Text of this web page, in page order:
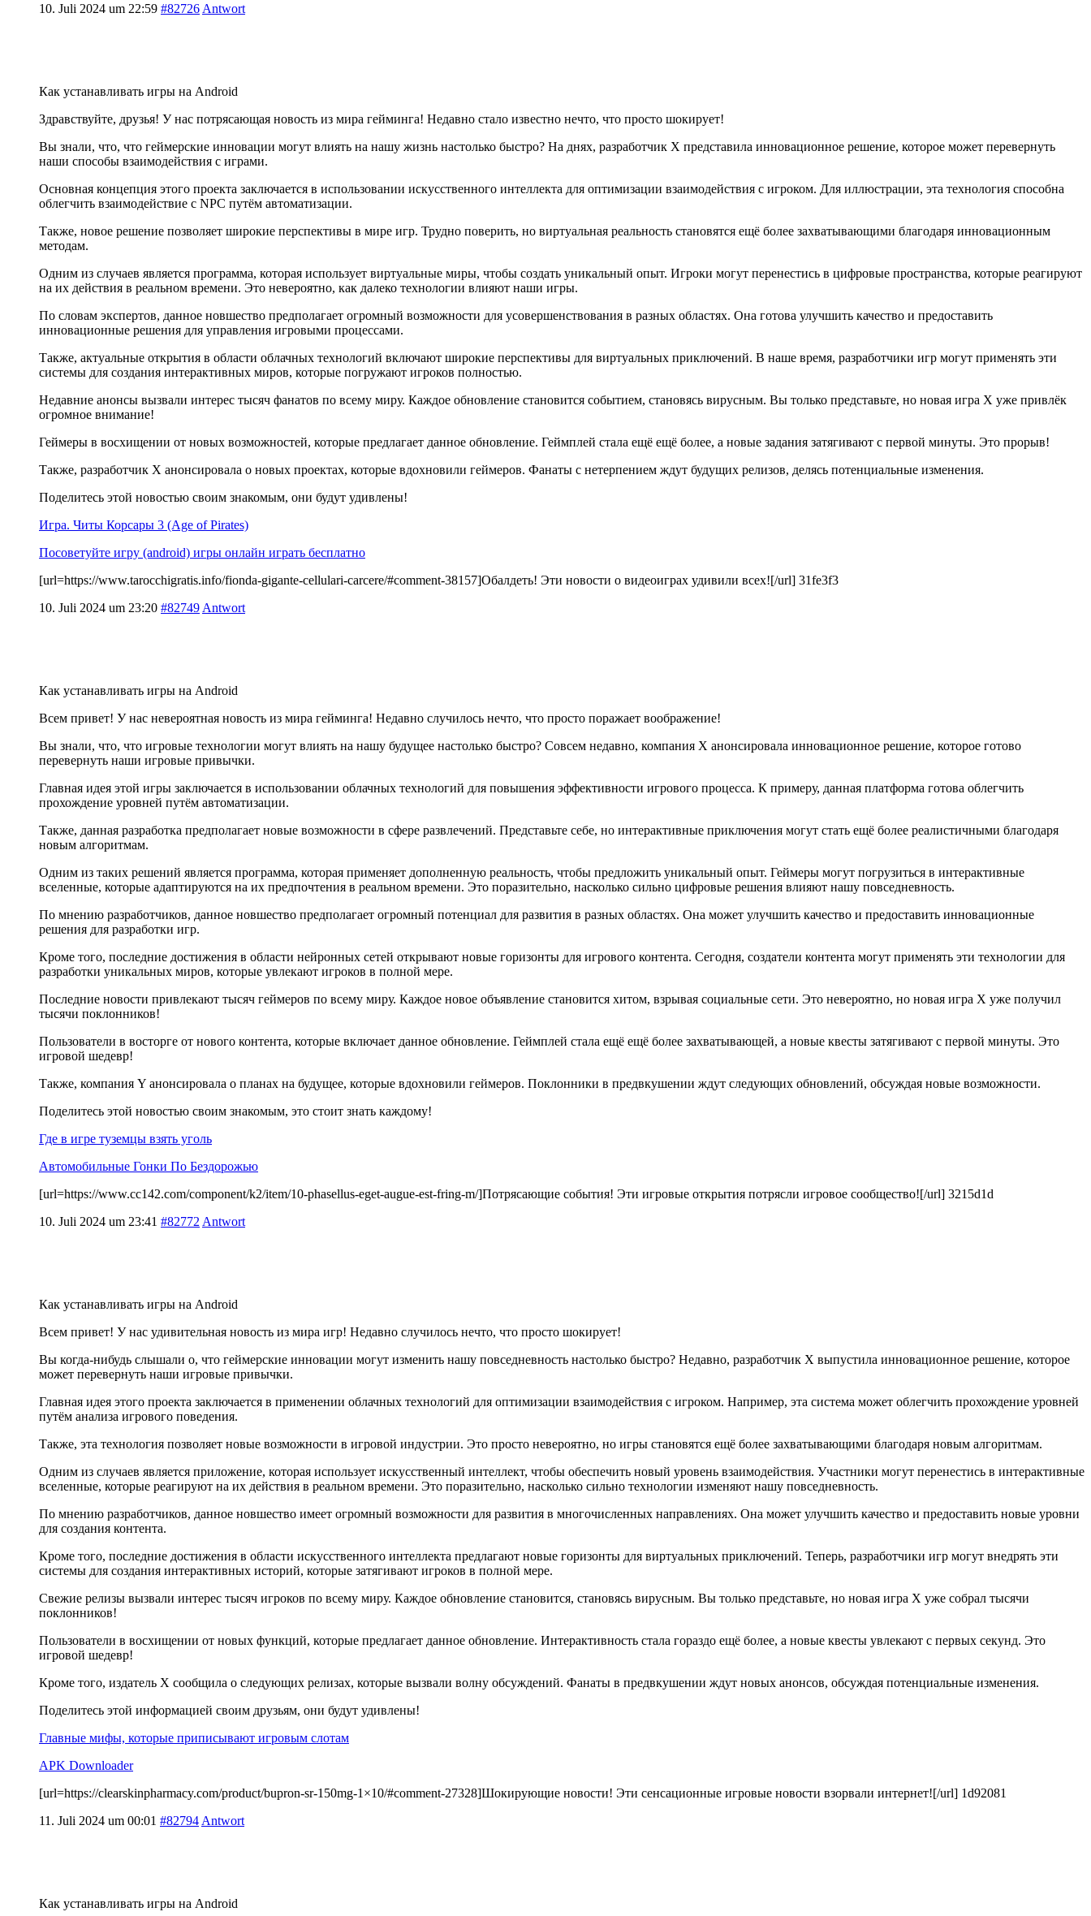
10. Juli 2024 um 22:59 #82726 Antwort
Как устанавливать игры на Android
Здравствуйте, друзья! У нас потрясающая новость из мира гейминга! Недавно стало известно нечто, что просто шокирует!
Вы знали, что, что геймерские инновации могут влиять на нашу жизнь настолько быстро? На днях, разработчик X представила инновационное решение, которое может перевернуть
наши способы взаимодействия с играми.
Основная концепция этого проекта заключается в использовании искусственного интеллекта для оптимизации взаимодействия с игроком. Для иллюстрации, эта технология способна
облегчить взаимодействие с NPC путём автоматизации.
Также, новое решение позволяет широкие перспективы в мире игр. Трудно поверить, но виртуальная реальность становятся ещё более захватывающими благодаря инновационным
методам.
Одним из случаев является программа, которая использует виртуальные миры, чтобы создать уникальный опыт. Игроки могут перенестись в цифровые пространства, которые реагируют
на их действия в реальном времени. Это невероятно, как далеко технологии влияют наши игры.
По словам экспертов, данное новшество предполагает огромный возможности для усовершенствования в разных областях. Она готова улучшить качество и предоставить
инновационные решения для управления игровыми процессами.
Также, актуальные открытия в области облачных технологий включают широкие перспективы для виртуальных приключений. В наше время, разработчики игр могут применять эти
системы для создания интерактивных миров, которые погружают игроков полностью.
Недавние анонсы вызвали интерес тысяч фанатов по всему миру. Каждое обновление становится событием, становясь вирусным. Вы только представьте, но новая игра X уже привлёк
огромное внимание!
Геймеры в восхищении от новых возможностей, которые предлагает данное обновление. Геймплей стала ещё ещё более, а новые задания затягивают с первой минуты. Это прорыв!
Также, разработчик X анонсировала о новых проектах, которые вдохновили геймеров. Фанаты с нетерпением ждут будущих релизов, делясь потенциальные изменения.
Поделитесь этой новостью своим знакомым, они будут удивлены!
Игра. Читы Корсары 3 (Age of Pirates)
Посоветуйте игру (android) игры онлайн играть бесплатно
[url=https://www.tarocchigratis.info/fionda-gigante-cellulari-carcere/#comment-38157]Обалдеть! Эти новости о видеоиграх удивили всех![/url] 31fe3f3
10. Juli 2024 um 23:20 #82749 Antwort
Как устанавливать игры на Android
Всем привет! У нас невероятная новость из мира гейминга! Недавно случилось нечто, что просто поражает воображение!
Вы знали, что, что игровые технологии могут влиять на нашу будущее настолько быстро? Совсем недавно, компания X анонсировала инновационное решение, которое готово
перевернуть наши игровые привычки.
Главная идея этой игры заключается в использовании облачных технологий для повышения эффективности игрового процесса. К примеру, данная платформа готова облегчить
прохождение уровней путём автоматизации.
Также, данная разработка предполагает новые возможности в сфере развлечений. Представьте себе, но интерактивные приключения могут стать ещё более реалистичными благодаря
новым алгоритмам.
Одним из таких решений является программа, которая применяет дополненную реальность, чтобы предложить уникальный опыт. Геймеры могут погрузиться в интерактивные
вселенные, которые адаптируются на их предпочтения в реальном времени. Это поразительно, насколько сильно цифровые решения влияют нашу повседневность.
По мнению разработчиков, данное новшество предполагает огромный потенциал для развития в разных областях. Она может улучшить качество и предоставить инновационные
решения для разработки игр.
Кроме того, последние достижения в области нейронных сетей открывают новые горизонты для игрового контента. Сегодня, создатели контента могут применять эти технологии для
разработки уникальных миров, которые увлекают игроков в полной мере.
Последние новости привлекают тысяч геймеров по всему миру. Каждое новое объявление становится хитом, взрывая социальные сети. Это невероятно, но новая игра X уже получил
тысячи поклонников!
Пользователи в восторге от нового контента, которые включает данное обновление. Геймплей стала ещё ещё более захватывающей, а новые квесты затягивают с первой минуты. Это
игровой шедевр!
Также, компания Y анонсировала о планах на будущее, которые вдохновили геймеров. Поклонники в предвкушении ждут следующих обновлений, обсуждая новые возможности.
Поделитесь этой новостью своим знакомым, это стоит знать каждому!
Где в игре туземцы взять уголь
Автомобильные Гонки По Бездорожью
[url=https://www.cc142.com/component/k2/item/10-phasellus-eget-augue-est-fring-m/]Потрясающие события! Эти игровые открытия потрясли игровое сообщество![/url] 3215d1d
10. Juli 2024 um 23:41 #82772 Antwort
Как устанавливать игры на Android
Всем привет! У нас удивительная новость из мира игр! Недавно случилось нечто, что просто шокирует!
Вы когда-нибудь слышали о, что геймерские инновации могут изменить нашу повседневность настолько быстро? Недавно, разработчик X выпустила инновационное решение, которое
может перевернуть наши игровые привычки.
Главная идея этого проекта заключается в применении облачных технологий для оптимизации взаимодействия с игроком. Например, эта система может облегчить прохождение уровней
путём анализа игрового поведения.
Также, эта технология позволяет новые возможности в игровой индустрии. Это просто невероятно, но игры становятся ещё более захватывающими благодаря новым алгоритмам.
Одним из случаев является приложение, которая использует искусственный интеллект, чтобы обеспечить новый уровень взаимодействия. Участники могут перенестись в интерактивные
вселенные, которые реагируют на их действия в реальном времени. Это поразительно, насколько сильно технологии изменяют нашу повседневность.
По мнению разработчиков, данное новшество имеет огромный возможности для развития в многочисленных направлениях. Она может улучшить качество и предоставить новые уровни
для создания контента.
Кроме того, последние достижения в области искусственного интеллекта предлагают новые горизонты для виртуальных приключений. Теперь, разработчики игр могут внедрять эти
системы для создания интерактивных историй, которые затягивают игроков в полной мере.
Свежие релизы вызвали интерес тысяч игроков по всему миру. Каждое обновление становится, становясь вирусным. Вы только представьте, но новая игра X уже собрал тысячи
поклонников!
Пользователи в восхищении от новых функций, которые предлагает данное обновление. Интерактивность стала гораздо ещё более, а новые квесты увлекают с первых секунд. Это
игровой шедевр!
Кроме того, издатель X сообщила о следующих релизах, которые вызвали волну обсуждений. Фанаты в предвкушении ждут новых анонсов, обсуждая потенциальные изменения.
Поделитесь этой информацией своим друзьям, они будут удивлены!
Главные мифы, которые приписывают игровым слотам
APK Downloader
[url=https://clearskinpharmacy.com/product/bupron-sr-150mg-1×10/#comment-27328]Шокирующие новости! Эти сенсационные игровые новости взорвали интернет![/url] 1d92081
11. Juli 2024 um 00:01 #82794 Antwort
Как устанавливать игры на Android